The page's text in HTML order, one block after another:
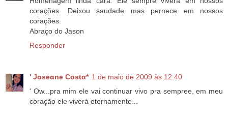
corações. Deixou saudade mas pernece em nossos
corações.
Abraço do Jason
Responder
' Joseαne Costα* 1 de maio de 2009 às 12:40
' Ow...pra mim ele vai continuar vivo pra sempree, em meu
coração ele viverá eternamente...